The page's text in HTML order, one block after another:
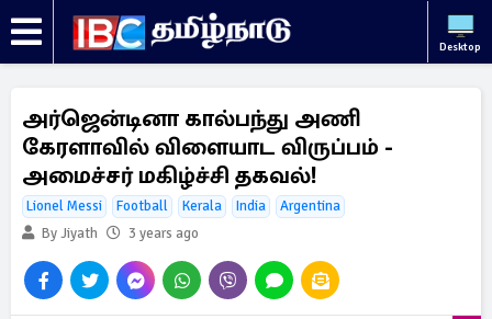
Desktop
அர்ஜென்டினா கால்பந்து அணி
கேரளாவில் விளையாட விருப்பம் -
அமைச்சர் மகிழ்ச்சி தகவல்!
Lionel Messi Football Kerala India
Argentina
By Jiyath
3 years ago